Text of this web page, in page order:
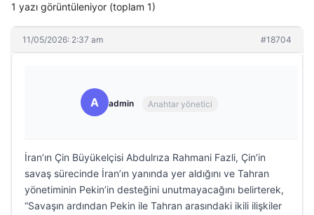
1 yazı görüntüleniyor (toplam 1)
11/05/2026: 2:37 am #18704
A admin Anahtar yönetici
İran’ın Çin Büyükelçisi Abdulrıza Rahmani Fazli, Çin’in
savaş sürecinde İran’ın yanında yer aldığını ve Tahran
yönetiminin Pekin’in desteğini unutmayacağını belirterek,
“Savaşın ardından Pekin ile Tahran arasındaki ikili ilişkiler